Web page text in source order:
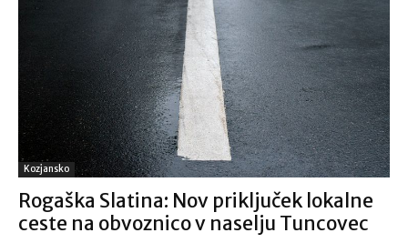
Kozjansko
Rogaška Slatina: Nov priključek lokalne
ceste na obvoznico v naselju Tuncovec